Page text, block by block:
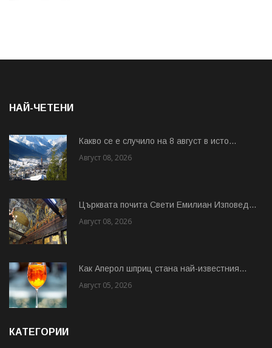
НАЙ-ЧЕТЕНИ
Какво се е случило на 8 август в исто...
Август 08, 2026
Църквата почита Свeти Емилиан Изповед...
Август 08, 2026
Как Аперол шприц стана най-известния...
Август 05, 2026
КАТЕГОРИИ